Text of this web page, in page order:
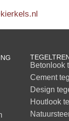
Betonlook
Cement
Design
Houtlook